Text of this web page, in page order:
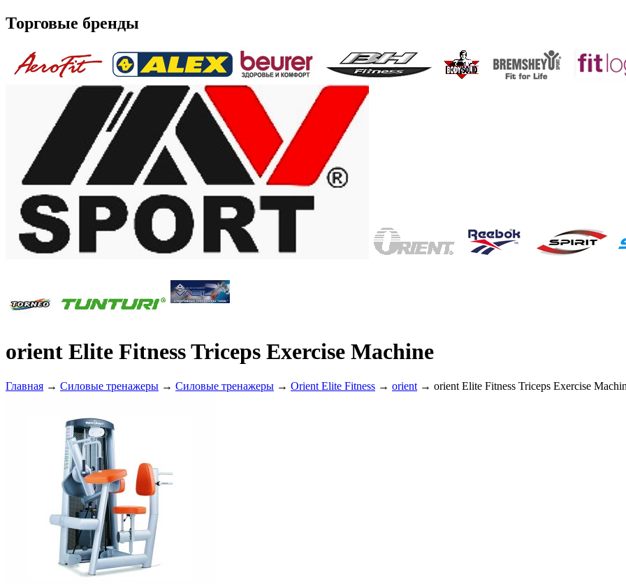
Торговые бренды
orient Elite Fitness Triceps Exercise Machine
Главная → Силовые тренажеры → Силовые тренажеры → Orient Elite Fitness → orient → orient Elite Fitness Triceps Exercise